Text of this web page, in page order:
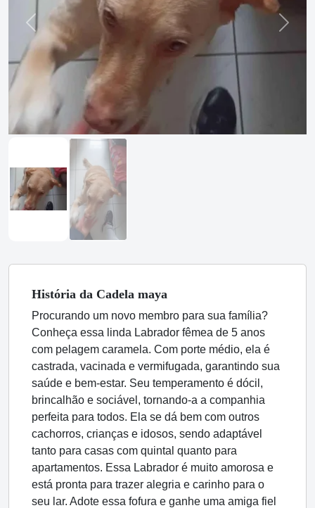
Previous Next
História da Cadela maya
Procurando um novo membro para sua família?
Conheça essa linda Labrador fêmea de 5 anos
com pelagem caramela. Com porte médio, ela é
castrada, vacinada e vermifugada, garantindo sua
saúde e bem-estar. Seu temperamento é dócil,
brincalhão e sociável, tornando-a a companhia
perfeita para todos. Ela se dá bem com outros
cachorros, crianças e idosos, sendo adaptável
tanto para casas com quintal quanto para
apartamentos. Essa Labrador é muito amorosa e
está pronta para trazer alegria e carinho para o
seu lar. Adote essa fofura e ganhe uma amiga fiel